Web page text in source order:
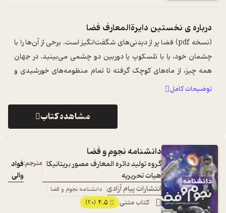
درباره ی نخستین دایرةالمعارف فضا
(نسخه pdf) فضا پر از دیدنی‌های شگفت‌انگیز است. برخی از آن‌ها را با
چشمان خود، یا با تلسکوپ یا دوربین دو چشمی می‌بینید. در جهان
همه چیز، از ماه‌های کوچک گرفته تا تمام منظومه‌های خورشیدی و
کهکشان‌ها ... ...توضیحات کامل
مشاهده کتاب
دانشنامه نجوم و فضا
گروه تولید دائره المعارف مصور بریتانیکا
هیات تحریریه
مترجم:فواد
والی
انتشارات پیام آزادی دانشنامه نجوم و فضا
کتاب متنی 4.5
(20)